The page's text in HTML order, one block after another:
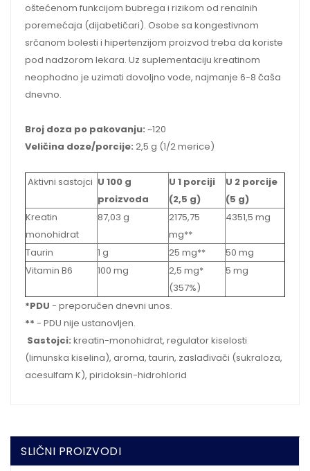
oštećenom funkcijom bubrega i rizikom od renalnih
poremećaja (dijabetičari). Osobe sa kongestivnom
srčanom bolesti i hipertenzijom proizvod treba da koriste
pod nadzorom lekara. Uz suplementaciju kreatinom
neophodno je uzimati dovoljno vode, najmanje 6-8 čaša
dnevno.
Broj doza po pakovanju: ~120
Veličina doze/porcije: 2,5 g (1/2 merice)
Aktivni sastojci U 100 g
proizvoda
U 1 porciji
(2,5 g)
U 2 porcije
(5 g)
Kreatin
monohidrat
87,03 g
2175,75
mg**
4351,5 mg
Taurin 1 g 25 mg**
50 mg
Vitamin B6
100 mg
2,5 mg*
(357%)
5 mg
*PDU - preporučen dnevni unos.
** - PDU nije ustanovljen.
Sastojci: kreatin-monohidrat, regulator kiselosti
(limunska kiselina), aroma, taurin, zaslađivači (sukraloza,
acesulfam K), piridoksin-hidrohlorid
SLIČNI PROIZVODI